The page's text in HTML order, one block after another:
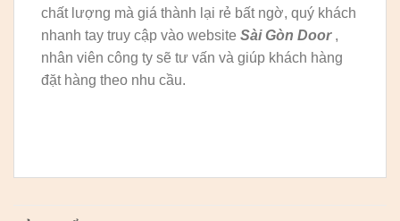
chất lượng mà giá thành lại rẻ bất ngờ, quý khách
nhanh tay truy cập vào website Sài Gòn Door,
nhân viên công ty sẽ tư vấn và giúp khách hàng
đặt hàng theo nhu cầu.